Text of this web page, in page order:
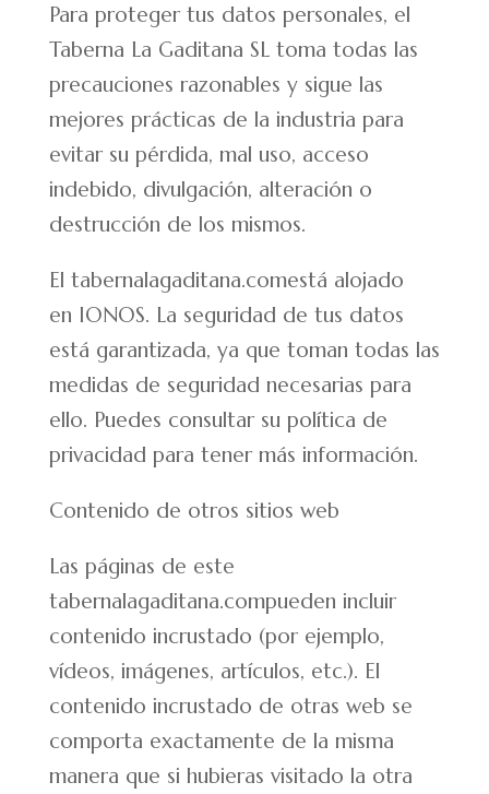
Para proteger tus datos personales, el
Taberna La Gaditana SL toma todas las
precauciones razonables y sigue las
mejores prácticas de la industria para
evitar su pérdida, mal uso, acceso
indebido, divulgación, alteración o
destrucción de los mismos.
El tabernalagaditana.comestá alojado
en IONOS. La seguridad de tus datos
está garantizada, ya que toman todas las
medidas de seguridad necesarias para
ello. Puedes consultar su política de
privacidad para tener más información.
Contenido de otros sitios web
Las páginas de este
tabernalagaditana.compueden incluir
contenido incrustado (por ejemplo,
vídeos, imágenes, artículos, etc.). El
contenido incrustado de otras web se
comporta exactamente de la misma
manera que si hubieras visitado la otra